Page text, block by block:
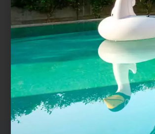
Échantillon remboursé à
la commande
Achetez un échantillon et soyez
remboursé lors de votre
commande.
Moyens
Nous